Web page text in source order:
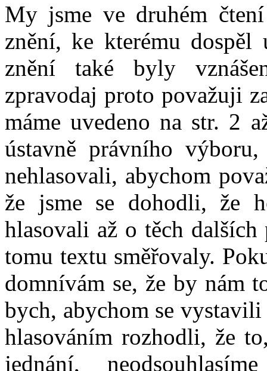
My jsme ve druhém
znění, ke kterému
znění také byly
zpravodaj proto považuji
máme uvedeno na str. 2
ústavně právního
nehlasovali, abychom
že jsme se dohodli, že
hlasovali až o těch
tomu textu směřovaly.
domnívám se, že by nám
bych, abychom se
hlasováním rozhodli, že
jednání,